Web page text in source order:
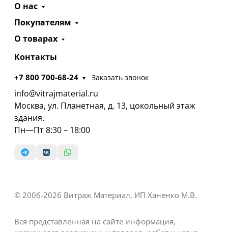
О нас
Покупателям
О товарах
Контакты
+7 800 700-68-24 Заказать звонок
info@vitrajmaterial.ru
Москва, ул. Планетная, д. 13, цокольный этаж
здания.
Пн—Пт 8:30 – 18:00
© 2006-2026 Витраж Материал, ИП Ханенко М.В.
Вся представленная на сайте информация,